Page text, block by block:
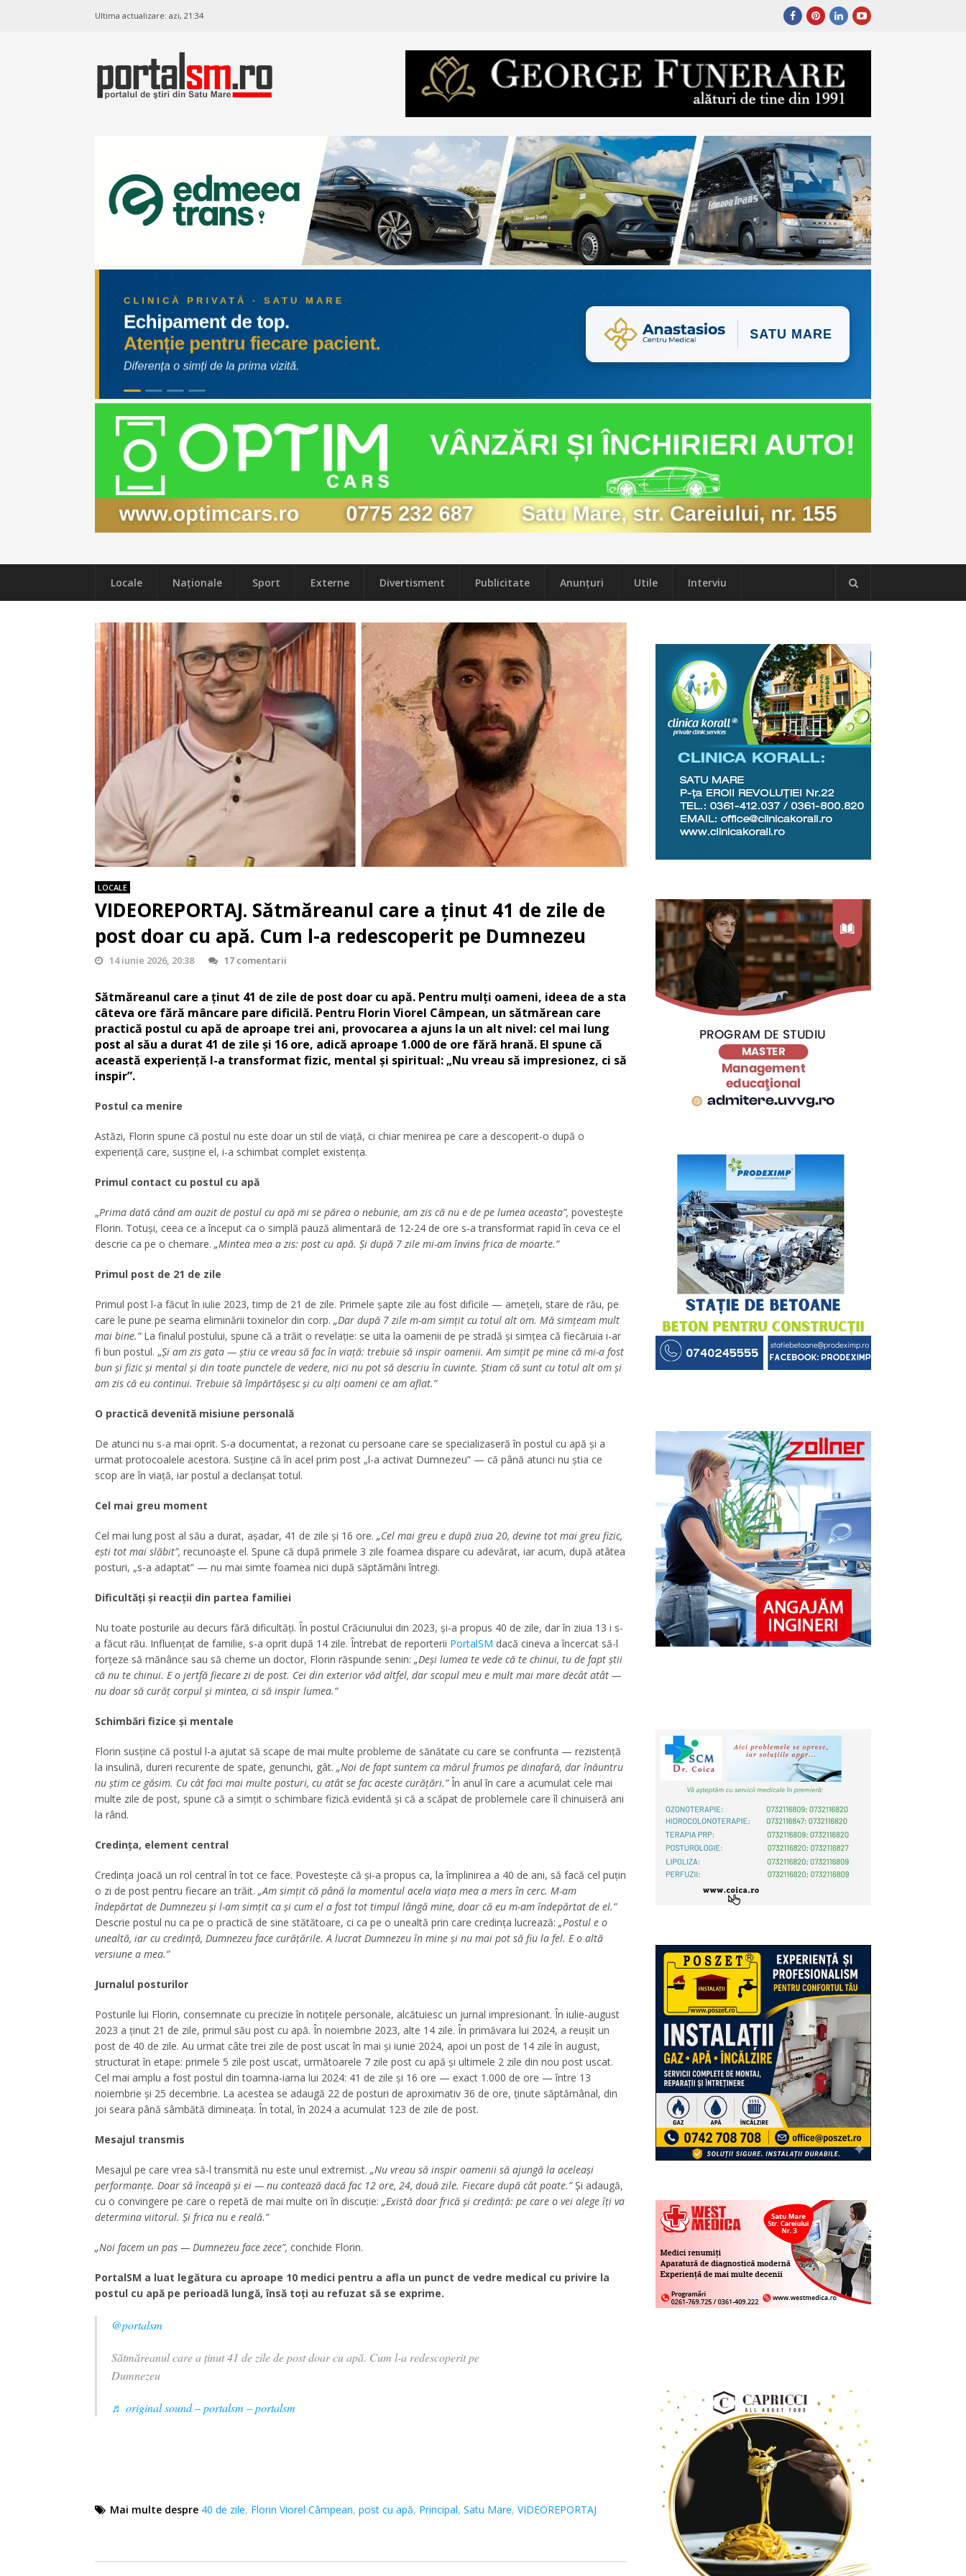
Ultima actualizare: azi, 21:34
Locale Naţionale Sport Externe Divertisment Publicitate Anunțuri Utile Interviu
LOCALE
VIDEOREPORTAJ. Sătmăreanul care a ținut 41 de zile de
post doar cu apă. Cum l-a redescoperit pe Dumnezeu
14 iunie 2026, 20:38 17 comentarii
Sătmăreanul care a ținut 41 de zile de post doar cu apă. Pentru mulți oameni, ideea de a sta
câteva ore fără mâncare pare dificilă. Pentru Florin Viorel Câmpean, un sătmărean care
practică postul cu apă de aproape trei ani, provocarea a ajuns la un alt nivel: cel mai lung
post al său a durat 41 de zile și 16 ore, adică aproape 1.000 de ore fără hrană. El spune că
această experiență l-a transformat fizic, mental și spiritual: „Nu vreau să impresionez, ci să
inspir”.
Postul ca menire
Astăzi, Florin spune că postul nu este doar un stil de viață, ci chiar menirea pe care a descoperit-o după o
experiență care, susține el, i-a schimbat complet existența.
Primul contact cu postul cu apă
„Prima dată când am auzit de postul cu apă mi se părea o nebunie, am zis că nu e de pe lumea aceasta”, povestește
Florin. Totuși, ceea ce a început ca o simplă pauză alimentară de 12-24 de ore s-a transformat rapid în ceva ce el
descrie ca pe o chemare. „Mintea mea a zis: post cu apă. Și după 7 zile mi-am învins frica de moarte.”
Primul post de 21 de zile
Primul post l-a făcut în iulie 2023, timp de 21 de zile. Primele șapte zile au fost dificile — amețeli, stare de rău, pe
care le pune pe seama eliminării toxinelor din corp. „Dar după 7 zile m-am simțit cu totul alt om. Mă simțeam mult
mai bine.”La finalul postului, spune că a trăit o revelație: se uita la oamenii de pe stradă și simțea că fiecăruia i-ar
fi bun postul. „Și am zis gata — știu ce vreau să fac în viață: trebuie să inspir oamenii. Am simțit pe mine că mi-a fost
bun și fizic și mental și din toate punctele de vedere, nici nu pot să descriu în cuvinte. Știam că sunt cu totul alt om și
am zis că eu continui. Trebuie să împărtășesc și cu alți oameni ce am aflat.”
O practică devenită misiune personală
De atunci nu s-a mai oprit. S-a documentat, a rezonat cu persoane care se specializaseră în postul cu apă și a
urmat protocoalele acestora. Susține că în acel prim post „l-a activat Dumnezeu” — că până atunci nu știa ce
scop are în viață, iar postul a declanșat totul.
Cel mai greu moment
Cel mai lung post al său a durat, așadar, 41 de zile și 16 ore. „Cel mai greu e după ziua 20, devine tot mai greu fizic,
ești tot mai slăbit”, recunoaște el. Spune că după primele 3 zile foamea dispare cu adevărat, iar acum, după atâtea
posturi, „s-a adaptat” — nu mai simte foamea nici după săptămâni întregi.
Dificultăți și reacții din partea familiei
Nu toate posturile au decurs fără dificultăți. În postul Crăciunului din 2023, și-a propus 40 de zile, dar în ziua 13 i s-
a făcut rău. Influențat de familie, s-a oprit după 14 zile. Întrebat de reporterii PortalSM dacă cineva a încercat să-l
forțeze să mănânce sau să cheme un doctor, Florin răspunde senin: „Deși lumea te vede că te chinui, tu de fapt știi
că nu te chinui. E o jertfă fiecare zi de post. Cei din exterior văd altfel, dar scopul meu e mult mai mare decât atât —
nu doar să curăț corpul și mintea, ci să inspir lumea.”
Schimbări fizice și mentale
Florin susține că postul l-a ajutat să scape de mai multe probleme de sănătate cu care se confrunta — rezistență
la insulină, dureri recurente de spate, genunchi, gât. „Noi de fapt suntem ca mărul frumos pe dinafară, dar înăuntru
nu știm ce găsim. Cu cât faci mai multe posturi, cu atât se fac aceste curățări.”În anul în care a acumulat cele mai
multe zile de post, spune că a simțit o schimbare fizică evidentă și că a scăpat de problemele care îl chinuiseră ani
la rând.
Credința, element central
Credința joacă un rol central în tot ce face. Povestește că și-a propus ca, la împlinirea a 40 de ani, să facă cel puțin
o zi de post pentru fiecare an trăit. „Am simțit că până la momentul acela viața mea a mers în cerc. M-am
îndepărtat de Dumnezeu și l-am simțit ca și cum el a fost tot timpul lângă mine, doar că eu m-am îndepărtat de el.”
Descrie postul nu ca pe o practică de sine stătătoare, ci ca pe o unealtă prin care credința lucrează: „Postul e o
unealtă, iar cu credință, Dumnezeu face curățările. A lucrat Dumnezeu în mine și nu mai pot să fiu la fel. E o altă
versiune a mea.”
Jurnalul posturilor
Posturile lui Florin, consemnate cu precizie în notițele personale, alcătuiesc un jurnal impresionant. În iulie-august
2023 a ținut 21 de zile, primul său post cu apă. În noiembrie 2023, alte 14 zile. În primăvara lui 2024, a reușit un
post de 40 de zile. Au urmat câte trei zile de post uscat în mai și iunie 2024, apoi un post de 14 zile în august,
structurat în etape: primele 5 zile post uscat, următoarele 7 zile post cu apă și ultimele 2 zile din nou post uscat.
Cel mai amplu a fost postul din toamna-iarna lui 2024: 41 de zile și 16 ore — exact 1.000 de ore — între 13
noiembrie și 25 decembrie. La acestea se adaugă 22 de posturi de aproximativ 36 de ore, ținute săptămânal, din
joi seara până sâmbătă dimineața. În total, în 2024 a acumulat 123 de zile de post.
Mesajul transmis
Mesajul pe care vrea să-l transmită nu este unul extremist. „Nu vreau să inspir oamenii să ajungă la aceleași
performanțe. Doar să înceapă și ei — nu contează dacă fac 12 ore, 24, două zile. Fiecare după cât poate.”Și adaugă,
cu o convingere pe care o repetă de mai multe ori în discuție: „Există doar frică și credință: pe care o vei alege îți va
determina viitorul. Și frica nu e reală.”
„Noi facem un pas — Dumnezeu face zece”, conchide Florin.
PortalSM a luat legătura cu aproape 10 medici pentru a afla un punct de vedre medical cu privire la
postul cu apă pe perioadă lungă, însă toți au refuzat să se exprime.
@portalsm
Sătmăreanul care a ținut 41 de zile de post doar cu apă. Cum l-a redescoperit pe
Dumnezeu
♬ original sound – portalsm – portalsm
Mai multe despre 40 de zile, Florin Viorel Câmpean, post cu apă, Principal, Satu Mare, VIDEOREPORTAJ